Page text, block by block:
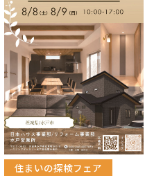
住まいの探検フェア